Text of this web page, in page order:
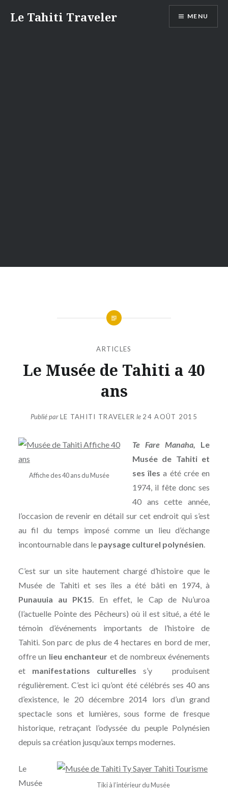
Le Tahiti Traveler MENU
ARTICLES
Le Musée de Tahiti a 40
ans
Publié parLE TAHITI TRAVELER le 24 AOÛT 2015
Affiche des 40 ans du Musée
Te Fare Manaha,
Le
Musée de Tahiti et
ses îles a été crée en
1974, il fête donc ses
40 ans cette année,
l’occasion de revenir en détail sur cet endroit qui s’est
au fil du temps imposé comme un lieu d’échange
incontournable dans le paysage culturel polynésien
C’est sur un site hautement chargé d’histoire que le
Musée de Tahiti et ses îles a été bâti en 1974, à
Punauuia au PK15 . En effet, le Cap de Nu’uroa
(l’actuelle Pointe des Pêcheurs) où il est situé, a été le
témoin d’événements importants de l’histoire de
Tahiti. Son parc de plus de 4 hectares en bord de mer,
offre un lieu enchanteur et de nombreux événements
et manifestations culturelles s’y produisent
régulièrement. C’est ici qu’ont été célébrés ses 40 ans
d’existence, le 20 décembre 2014 lors d’un grand
spectacle sons et lumières, sous forme de fresque
historique, retraçant l’odyssée du peuple Polynésien
depuis sa création jusqu’aux temps modernes.
Tiki à l’intérieur du Musée
Le
Musée